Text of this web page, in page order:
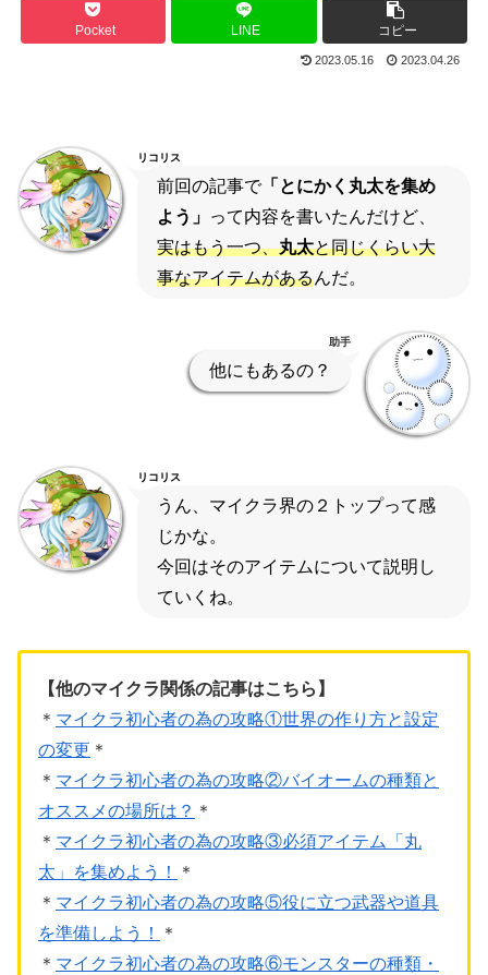
Pocket LINE コピー
2023.05.16 2023.04.26
リコリス
前回の記事で「とにかく丸太を集め
よう」 って内容を書いたんだけど、
実はもう一つ、丸太と同じくらい大
事なアイテムがあるんだ。
助手
他にもあるの？
リコリス
うん、マイクラ界の２トップって感
じかな。
今回はそのアイテムについて説明し
ていくね。
【他のマイクラ関係の記事はこちら】
＊ マイクラ初心者の為の攻略①世界の作り方と設定
の変更 ＊
＊ マイクラ初心者の為の攻略②バイオームの種類と
オススメの場所は？ ＊
＊ マイクラ初心者の為の攻略③必須アイテム「丸
太」を集めよう！
＊
＊ マイクラ初心者の為の攻略⑤役に立つ武器や道具
を準備しよう！
＊
＊ マイクラ初心者の為の攻略⑥モンスターの種類・